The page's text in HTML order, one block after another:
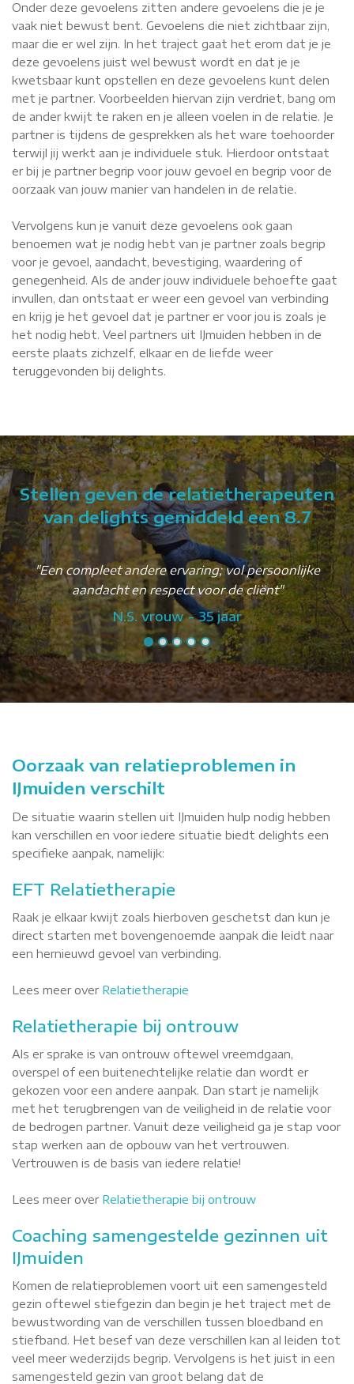
Onder deze gevoelens zitten andere gevoelens die je je
vaak niet bewust bent. Gevoelens die niet zichtbaar zijn,
maar die er wel zijn. In het traject gaat het erom dat je je
deze gevoelens juist wel bewust wordt en dat je je
kwetsbaar kunt opstellen en deze gevoelens kunt delen
met je partner. Voorbeelden hiervan zijn verdriet, bang om
de ander kwijt te raken en je alleen voelen in de relatie. Je
partner is tijdens de gesprekken als het ware toehoorder
terwijl jij werkt aan je individuele stuk. Hierdoor ontstaat
er bij je partner begrip voor jouw gevoel en begrip voor de
oorzaak van jouw manier van handelen in de relatie.
Vervolgens kun je vanuit deze gevoelens ook gaan
benoemen wat je nodig hebt van je partner zoals begrip
voor je gevoel, aandacht, bevestiging, waardering of
genegenheid. Als de ander jouw individuele behoefte gaat
invullen, dan ontstaat er weer een gevoel van verbinding
en krijg je het gevoel dat je partner er voor jou is zoals je
het nodig hebt. Veel partners uit IJmuiden hebben in de
eerste plaats zichzelf, elkaar en de liefde weer
teruggevonden bij delights.
Stellen geven de relatietherapeuten
van delights gemiddeld een 8.7
"Een compleet andere ervaring; vol persoonlijke
aandacht en respect voor de cliënt"
N.S. vrouw - 35 jaar
Oorzaak van relatieproblemen in
IJmuiden verschilt
De situatie waarin stellen uit IJmuiden hulp nodig hebben
kan verschillen en voor iedere situatie biedt delights een
specifieke aanpak, namelijk:
EFT Relatietherapie
Raak je elkaar kwijt zoals hierboven geschetst dan kun je
direct starten met bovengenoemde aanpak die leidt naar
een hernieuwd gevoel van verbinding.
Lees meer over Relatietherapie
Relatietherapie bij ontrouw
Als er sprake is van ontrouw oftewel vreemdgaan,
overspel of een buitenechtelijke relatie dan wordt er
gekozen voor een andere aanpak. Dan start je namelijk
met het terugbrengen van de veiligheid in de relatie voor
de bedrogen partner. Vanuit deze veiligheid ga je stap voor
stap werken aan de opbouw van het vertrouwen.
Vertrouwen is de basis van iedere relatie!
Lees meer over Relatietherapie bij ontrouw
Coaching samengestelde gezinnen uit
IJmuiden
Komen de relatieproblemen voort uit een samengesteld
gezin oftewel stiefgezin dan begin je het traject met de
bewustwording van de verschillen tussen bloedband en
stiefband. Het besef van deze verschillen kan al leiden tot
veel meer wederzijds begrip. Vervolgens is het juist in een
samengesteld gezin van groot belang dat de